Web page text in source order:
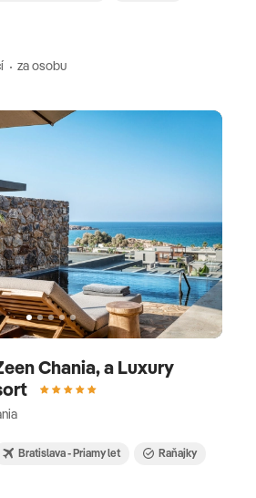
za osobu
Chania, a Luxury
Bratislava - Priamy let
Raňajky